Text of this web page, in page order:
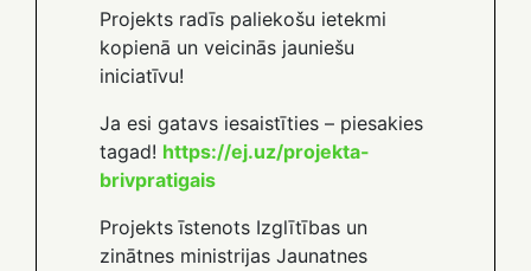
Projekts radīs paliekošu ietekmi
kopienā un veicinās jauniešu
iniciatīvu!
Ja esi gatavs iesaistīties – piesakies
tagad! https://ej.uz/projekta-
brivpratigais
Projekts īstenots Izglītības un
zinātnes ministrijas Jaunatnes